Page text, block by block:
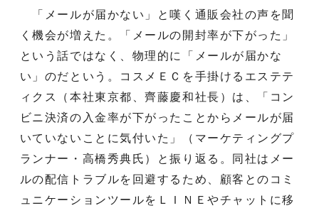
「メールが届かない」と嘆く通販会社の声を聞
く機会が増えた。「メールの開封率が下がった」
という話ではなく、物理的に「メールが届かな
い」のだという。コスメＥＣを手掛けるエステテ
ィクス（本社東京都、齊藤慶和社長）は、「コン
ビニ決済の入金率が下がったことからメールが届
いていないことに気付いた」（マーケティングプ
ランナー・高橋秀典氏）と振り返る。同社はメー
ルの配信トラブルを回避するため、顧客とのコミ
ュニケーションツールをＬＩＮＥやチャットに移